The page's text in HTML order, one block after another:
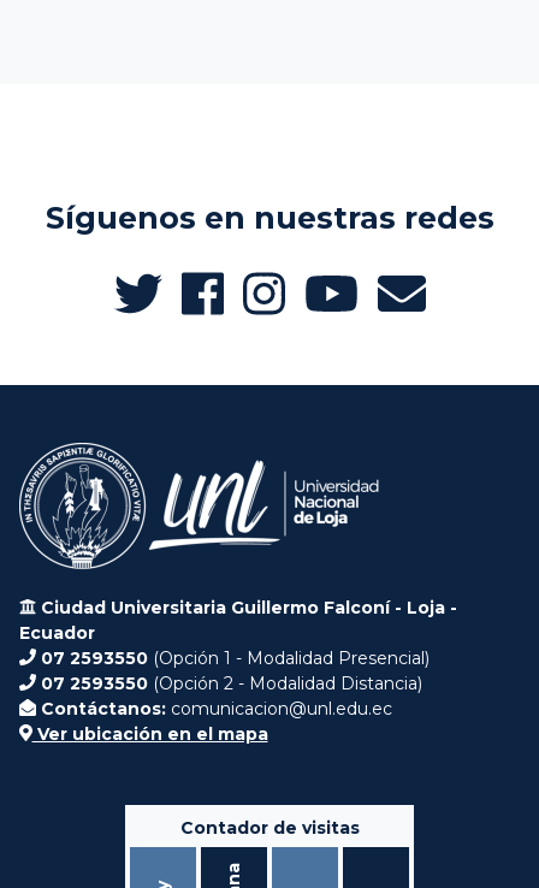
Síguenos en nuestras redes
Ciudad Universitaria Guillermo Falconí - Loja -
Ecuador
07 2593550 (Opción 1 - Modalidad Presencial)
07 2593550 (Opción 2 - Modalidad Distancia)
Contáctanos: comunicacion@unl.edu.ec
Ver ubicación en el mapa
Contador de visitas